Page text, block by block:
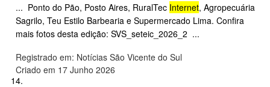
... Ponto do Pão, Posto Aires, RuralTec Internet, Agropecuária
Sagrilo, Teu Estilo Barbearia e Supermercado Lima. Confira
mais fotos desta edição: SVS_seteic_2026_2 ...
Registrado em: Notícias São Vicente do Sul
Criado em 17 Junho 2026
14.